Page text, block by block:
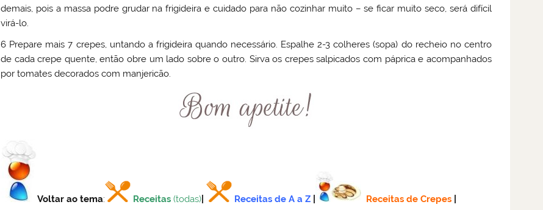
demais, pois a massa podre grudar na frigideira e cuidado para não cozinhar muito – se ficar muito seco, será difícil
virá-lo.
6 Prepare mais 7 crepes, untando a frigideira quando necessário. Espalhe 2-3 colheres (sopa) do recheio no centro
de cada crepe quente, então obre um lado sobre o outro. Sirva os crepes salpicados com páprica e acompanhados
por tomates decorados com manjericão.
Voltar ao tema: Receitas (todas) Receitas de A a Z Receitas de Crepes